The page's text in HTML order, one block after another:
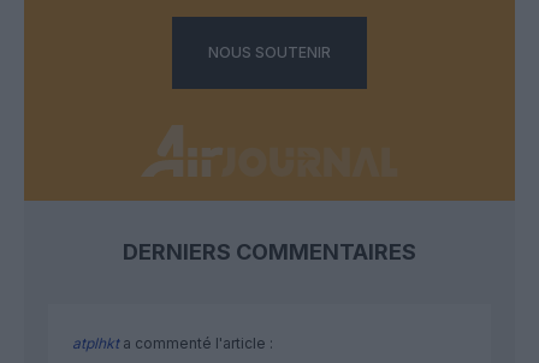
NOUS SOUTENIR
DERNIERS COMMENTAIRES
atplhkta commenté l'article :